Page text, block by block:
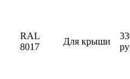
RAL
8017
Для крыши